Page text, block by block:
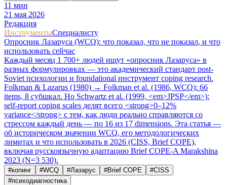
11 мин
21 мая 2026
Редакция
ИнструментыСпециалисту
Опросник Лазаруса (WCQ): что показал, что не показал, и что
использовать сейчас
Каждый месяц 1 700+ людей ищут «опросник Лазаруса» в
разных формулировках — это академический стандарт post-
Soviet психологии и foundational инструмент coping research.
Folkman & Lazarus (1980) → Folkman et al. (1986, WCQ): 66
items, 8 субшкал. Но Schwartz et al. (1999, <em>JPSP</em>):
self-report coping scales делят всего <strong>0–12%
variance</strong> с тем, как люди реально справляются со
стрессом каждый день — по 16 из 17 dimensions. Эта статья —
об историческом значении WCQ, его методологических
лимитах и что использовать в 2026 (CISS, Brief COPE),
включая русскоязычную адаптацию Brief COPE-A Marakshina
2023 (N=3 530).
#копинг #WCQ #Лазарус #Brief COPE #CISS
#психодиагностика